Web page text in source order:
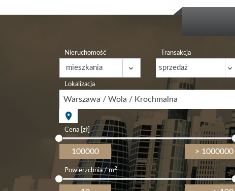
Nieruchomość Transakcja
Lokalizacja
Warszawa / Wola / Krochmalna
Cena [zł]
Powierzchnia / m2